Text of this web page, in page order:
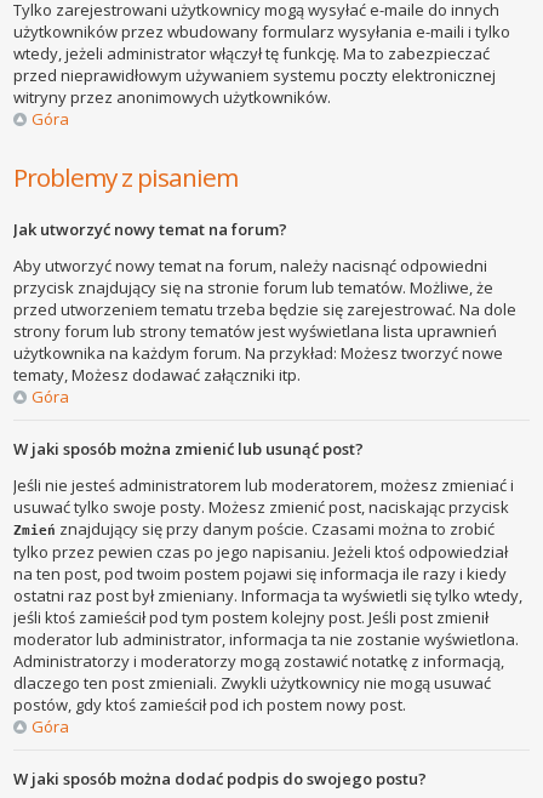
Tylko zarejestrowani użytkownicy mogą wysyłać e-maile do innych
użytkowników przez wbudowany formularz wysyłania e-maili i tylko
wtedy, jeżeli administrator włączył tę funkcję. Ma to zabezpieczać
przed nieprawidłowym używaniem systemu poczty elektronicznej
witryny przez anonimowych użytkowników.
Góra
Problemy z pisaniem
Jak utworzyć nowy temat na forum?
Aby utworzyć nowy temat na forum, należy nacisnąć odpowiedni
przycisk znajdujący się na stronie forum lub tematów. Możliwe, że
przed utworzeniem tematu trzeba będzie się zarejestrować. Na dole
strony forum lub strony tematów jest wyświetlana lista uprawnień
użytkownika na każdym forum. Na przykład: Możesz tworzyć nowe
tematy, Możesz dodawać załączniki itp.
Góra
W jaki sposób można zmienić lub usunąć post?
Jeśli nie jesteś administratorem lub moderatorem, możesz zmieniać i
usuwać tylko swoje posty. Możesz zmienić post, naciskając przycisk
Zmień znajdujący się przy danym poście. Czasami można to zrobić
tylko przez pewien czas po jego napisaniu. Jeżeli ktoś odpowiedział
na ten post, pod twoim postem pojawi się informacja ile razy i kiedy
ostatni raz post był zmieniany. Informacja ta wyświetli się tylko wtedy,
jeśli ktoś zamieścił pod tym postem kolejny post. Jeśli post zmienił
moderator lub administrator, informacja ta nie zostanie wyświetlona.
Administratorzy i moderatorzy mogą zostawić notatkę z informacją,
dlaczego ten post zmieniali. Zwykli użytkownicy nie mogą usuwać
postów, gdy ktoś zamieścił pod ich postem nowy post.
Góra
W jaki sposób można dodać podpis do swojego postu?